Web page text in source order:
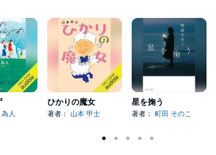
人
ひかりの魔女
著者： 山本 甲士
星を掬う
著者：町田 そのこ